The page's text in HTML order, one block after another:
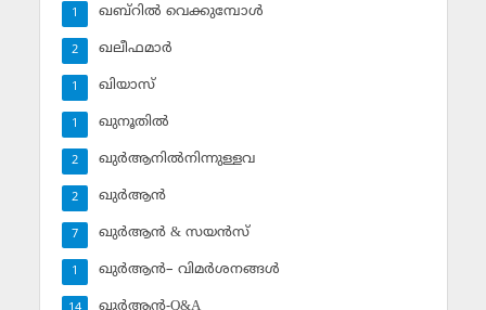
ഖബ്‌റില്‍ വെക്കുമ്പോള്‍
1
ഖലീഫമാര്‍
2
ഖിയാസ്
1
ഖുനൂതില്‍
1
ഖുര്‍ആനില്‍നിന്നുള്ളവ
2
ഖുര്‍ആന്‍
2
ഖുര്‍ആന്‍ & സയന്‍സ്‌
7
ഖുര്‍ആന്‍– വിമര്‍ശനങ്ങള്‍
1